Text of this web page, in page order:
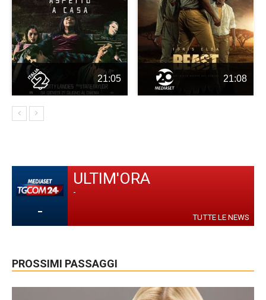
21:05 21:08
-
ULTIM'ORA
-
TUTTE LE NEWS
PROSSIMI PASSAGGI